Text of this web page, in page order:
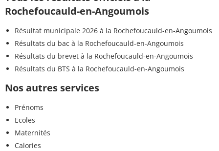
Rochefoucauld-en-Angoumois
Résultat municipale 2026 à la Rochefoucauld-en-Angoumois
Résultats du bac à la Rochefoucauld-en-Angoumois
Résultats du brevet à la Rochefoucauld-en-Angoumois
Résultats du BTS à la Rochefoucauld-en-Angoumois
Nos autres services
Prénoms
Ecoles
Maternités
Calories